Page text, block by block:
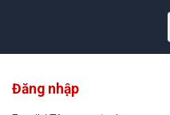
Đăng nhập